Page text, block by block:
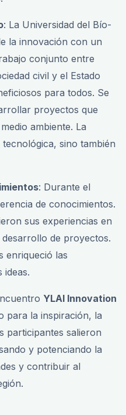
: La Universidad del Bío-
la innovación con un
conjunto entre
civil y el Estado
para todos. Se
proyectos que
ambiente. La
sino también
: Durante el
de conocimientos.
sus experiencias en
de proyectos.
enriqueció las
ideas.
YLAI Innovation
para la inspiración, la
participantes salieron
y potenciando la
y contribuir al